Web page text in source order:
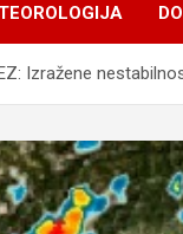
Izražene